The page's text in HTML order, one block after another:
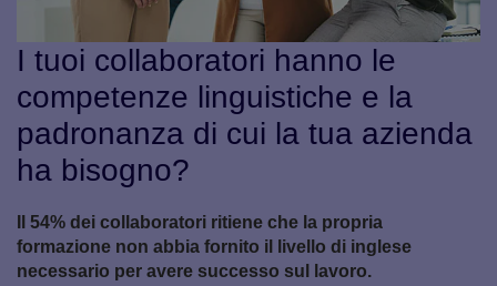
I tuoi collaboratori hanno le
competenze linguistiche e la
padronanza di cui la tua azienda
ha bisogno?
Il 54% dei collaboratori ritiene che la propria
formazione non abbia fornito il livello di inglese
necessario per avere successo sul lavoro.